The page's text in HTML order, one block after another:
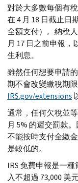
對於大多數每個有
在 4 月 18 日截止
全額支付）。納稅
月 17 日之前申報，
生利息。
雖然任何想要申請
期不會改變繳稅期
IRS.gov/extensions
通常，任何欠稅並
月 5% 的遲交罰款
不能按時支付全繳
是較低的。
IRS 免費申報是一種
入不超過 73,000 美